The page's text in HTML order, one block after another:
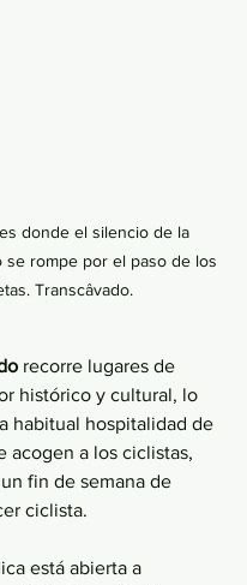
donde el silencio de la
se rompe por el paso de los
Transcâvado.
recorre lugares de
histórico y cultural, lo
habitual hospitalidad de
acogen a los ciclistas,
fin de semana de
ciclista.
está abierta a